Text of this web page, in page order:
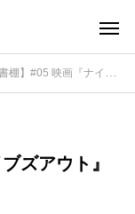
映画『ナイブズアウト』ライアン・ジョンソン
ズアウト』